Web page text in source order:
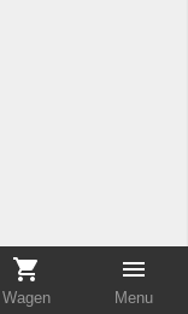
Wagen Menu